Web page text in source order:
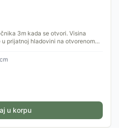
3m kada se otvori. Visina
prijatnoj hladovini na otvorenom
u korpu